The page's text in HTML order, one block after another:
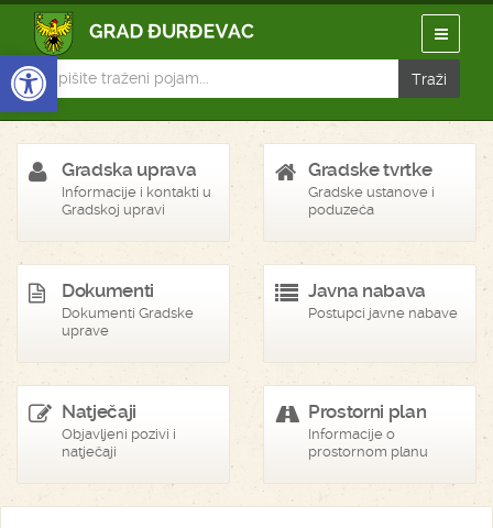
Open toolbar
Gradska uprava
Informacije i kontakti u
Gradskoj upravi
Gradske tvrtke
Gradske ustanove i
poduzeća
Dokumenti
Dokumenti Gradske
uprave
Javna nabava
Postupci javne nabave
Natječaji
Objavljeni pozivi i
natječaji
Prostorni plan
Informacije o
prostornom planu